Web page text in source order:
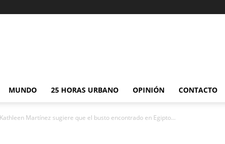
MUNDO 25 HORAS URBANO OPINIÓN CONTACTO
Martínez sugiere que el busto encontrado en Egipto...